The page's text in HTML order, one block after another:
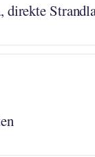
direkte